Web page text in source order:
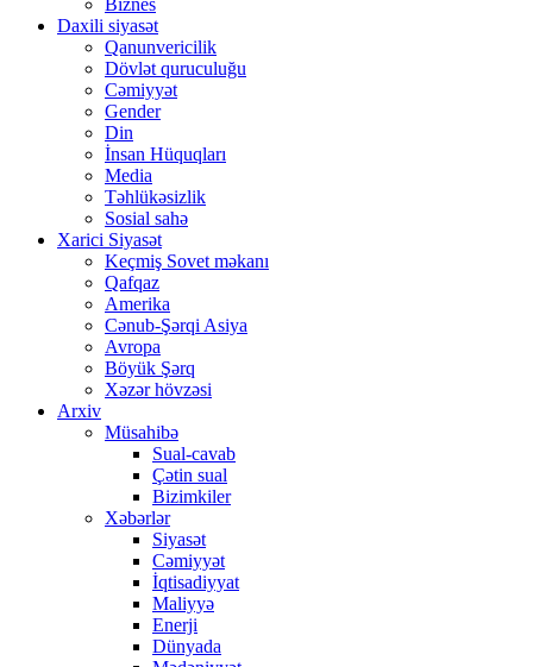
Biznes
Daxili siyasət
Qanunvericilik
Dövlət quruculuğu
Cəmiyyət
Gender
Din
İnsan Hüquqları
Media
Təhlükəsizlik
Sosial sahə
Xarici Siyasət
Keçmiş Sovet məkanı
Qafqaz
Amerika
Cənub-Şərqi Asiya
Avropa
Böyük Şərq
Xəzər hövzəsi
Arxiv
Müsahibə
Sual-cavab
Çətin sual
Bizimkiler
Xəbərlər
Siyasət
Cəmiyyət
İqtisadiyyat
Maliyyə
Enerji
Dünyada